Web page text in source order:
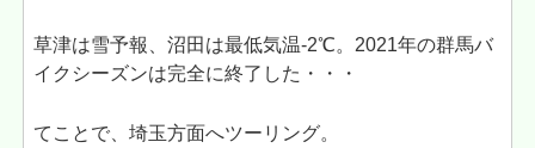
草津は雪予報、沼田は最低気温‐2℃。2021年の群馬バ
イクシーズンは完全に終了した・・・
てことで、埼玉方面へツーリング。